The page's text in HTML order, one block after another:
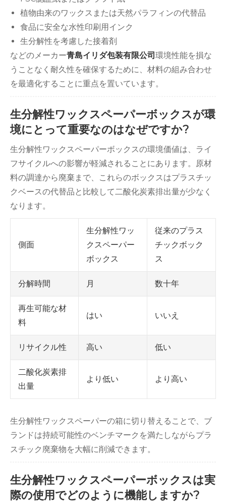
植物由来のワックスまたは天然パラフィンの代替品
食品に安全な水性印刷用インク
生分解性を考慮した接着剤
などのメーカー青島イリダ包装有限公司 環境性能を損な
うことなく耐久性を確保するために、材料の組み合わせ
を最適化することに重点を置いています。
生分解性ワックスペーパーボックスが環
境にとって重要なのはなぜですか?
生分解性ワックスペーパーボックスの環境価値は、ライ
フサイクルへの影響が軽減されることにあります。原材
料の調達から廃棄まで、これらのボックスはプラスチッ
クベースの代替品と比較して二酸化炭素排出量が少なく
なります。
側面
生分解性ワッ
クスペーパー
ボックス
従来のプラス
チックボック
ス
分解時間 月 数十年
再生可能な材
料
はい いいえ
リサイクル性 高い 低い
二酸化炭素排
出量
より低い より高い
生分解性ワックスペーパーの箱に切り替えることで、ブ
ランドは持続可能性のベンチマークを満たしながらプラ
スチック廃棄物を大幅に削減できます。
生分解性ワックスペーパーボックスは実
際の使用でどのように機能しますか?